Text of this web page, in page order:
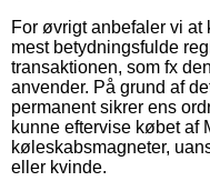
For øvrigt anbefaler vi
mest betydningsfulde
transaktionen, som fx
anvender. På grund af
permanent sikrer ens
kunne eftervise købet af
køleskabsmagneter,
eller kvinde.